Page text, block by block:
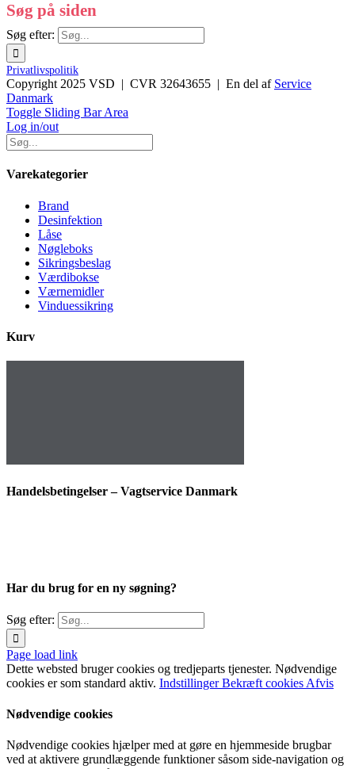
Søg på siden
Søg efter:
Privatlivspolitik
Copyright 2025 VSD | CVR 32643655 | En del af Service
Danmark
Toggle Sliding Bar Area
Log in/out
Varekategorier
Brand
Desinfektion
Låse
Nøgleboks
Sikringsbeslag
Værdibokse
Værnemidler
Vinduessikring
Kurv
Handelsbetingelser – Vagtservice Danmark
Har du brug for en ny søgning?
Søg efter:
Page load link
Dette websted bruger cookies og tredjeparts tjenester. Nødvendige
cookies er som standard aktiv. IndstillingerBekræft cookies Afvis
Nødvendige cookies
Nødvendige cookies hjælper med at gøre en hjemmeside brugbar
ved at aktivere grundlæggende funktioner såsom side-navigation og